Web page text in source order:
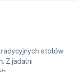
stołów
Z jadalni